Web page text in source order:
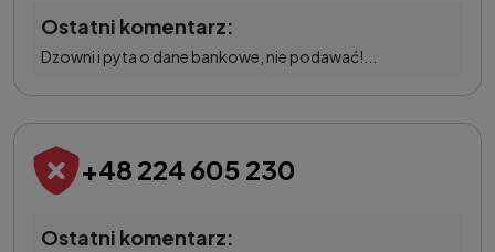
Ostatni komentarz:
Dzowni i pyta o dane bankowe, nie podawać!...
+48 224 605 230
Ostatni komentarz: